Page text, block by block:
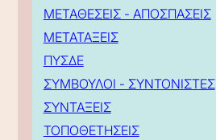
ΜΕΤΑΘΕΣΕΙΣ - ΑΠΟΣΠΑΣΕΙΣ
ΜΕΤΑΤΑΞΕΙΣ
ΠΥΣΔΕ
ΣΥΜΒΟΥΛΟΙ - ΣΥΝΤΟΝΙΣΤΕΣ
ΣΥΝΤΑΞΕΙΣ
ΤΟΠΟΘΕΤΗΣΕΙΣ